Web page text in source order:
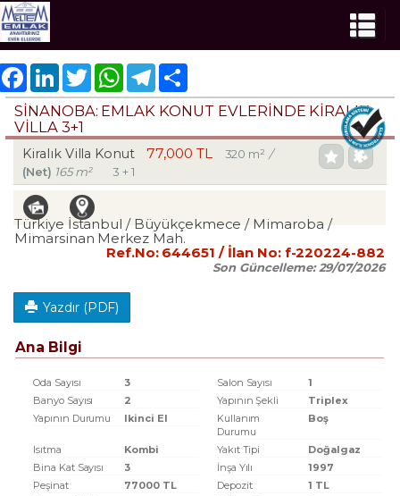
FacebookLinkedInTwitter WhatsAppTelegram
SİNANOBA: EMLAK KONUT EVLERINDE KİRALIK
VİLLA 3+1
Kiralık Villa Konut 77,000 TL 320 m² /
(Net) 165 m² 3 + 1
Türkiye İstanbul / Büyükçekmece / Mimaroba /
Mimarsinan Merkez Mah.
Ref.No: 644651 / İlan No: f-220224-882
Son Güncelleme:29/07/2026
Yazdır (PDF)
Ana Bilgi
Oda Sayısı 3 Salon Sayısı
1
Banyo Sayısı
2 Yapının Şekli
Triplex
Yapının Durumu
Ikinci El
Kullanım
Durumu
Boş
Isıtma Kombi Yakıt Tipi
Doğalgaz
Bina Kat Sayısı
3 İnşa Yılı
1997
Peşinat
77000 TL Depozit
1 TL